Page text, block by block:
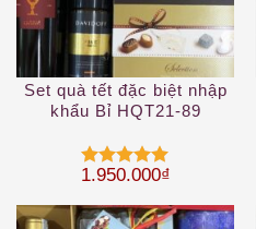
Set quà tết đặc biệt nhập
khẩu Bỉ HQT21-89
Được xếp
sao
1.950.000₫